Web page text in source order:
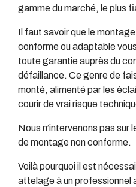
gamme du marché, le plus
Il faut savoir que le montage
conforme ou adaptable
toute garantie auprès du
défaillance. Ce genre de
monté, alimenté par les
courir de vrai risque
Nous n’intervenons pas
de montage non conforme.
Voilà pourquoi il est
attelage à un professionnel